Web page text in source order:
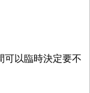
可以臨時決定要不